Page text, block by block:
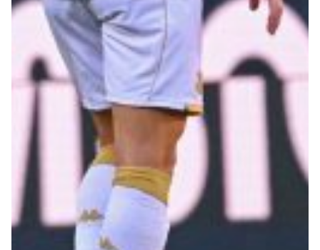
Robe di Kappa x Genoa
Vintage Collection
Red&Blue Voices
Kids